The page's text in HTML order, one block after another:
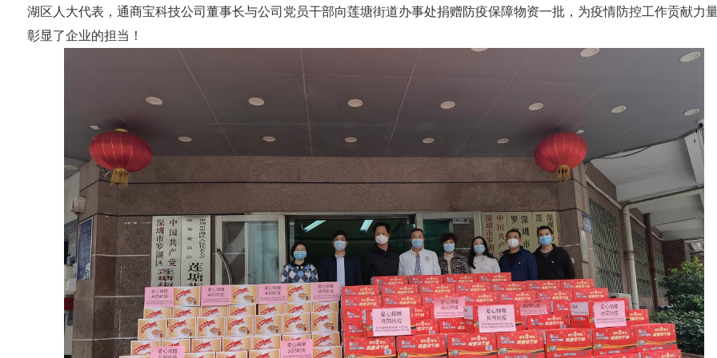
湖区人大代表，通商宝科技公司董事长与公司党员干部向莲塘街道办事处捐赠防疫保障物资一批，为疫情防控工作贡献力
彰显了企业的担当！